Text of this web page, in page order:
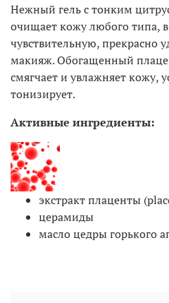
Нежный гель с тонким
очищает кожу любого типа,
чувствительную, прекрасно
макияж. Обогащенный
смягчает и увлажняет кожу,
тонизирует.
Активные ингредиенты:
экстракт плаценты
церамиды
масло цедры горького